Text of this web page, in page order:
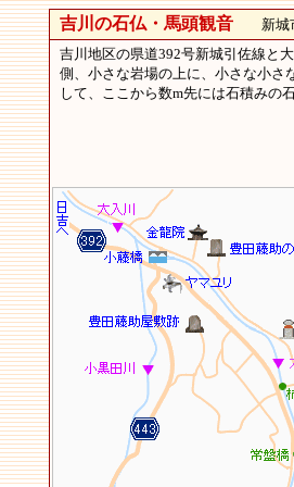
吉川の石仏・馬頭観音新城市
吉川地区の県道392号新城引佐線と
側、小さな岩場の上に、小さな小
して、ここから数m先には石積みの